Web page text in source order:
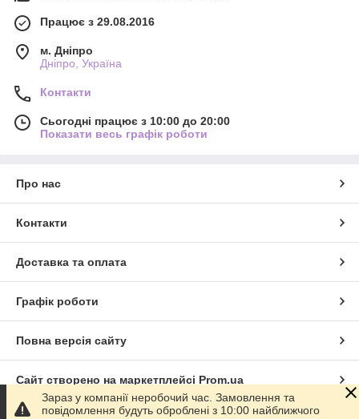
Працює з 29.08.2016
м. Дніпро
Дніпро, Україна
Контакти
Сьогодні працює з 10:00 до 20:00
Показати весь графік роботи
Про нас
Контакти
Доставка та оплата
Графік роботи
Повна версія сайту
Сайт створено на маркетплейсі Prom.ua
Зараз у компанії неробочий час. Замовлення та
повідомлення будуть оброблені з 10:00 найближчого